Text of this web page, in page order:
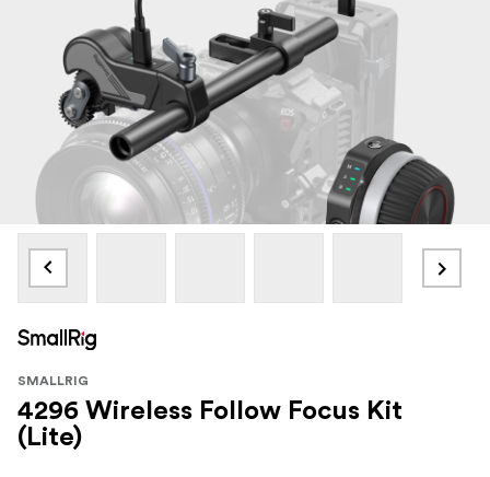
SMALLRIG
4296 Wireless Follow Focus Kit
(Lite)